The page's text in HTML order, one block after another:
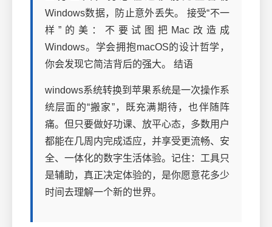
Windows数据，防止意外丢失。 接受“不一
样”的美：不要试图把Mac改造成
Windows。学会拥抱macOS的设计哲学，
你会发现它简洁背后的强大。 结语
windows系统转换到苹果系统是一次操作系
统层面的“搬家”，既充满期待，也伴随阵
痛。但只要做好功课、放平心态，多数用户
都能在几周内完成适应，并享受更流畅、安
全、一体化的数字生活体验。记住：工具只
是辅助，真正决定体验的，是你愿意花多少
时间去理解一个新的世界。